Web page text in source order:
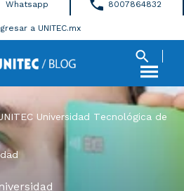
Whatsapp 8007864832
a UNITEC.mx
Universidad Tecnológica de